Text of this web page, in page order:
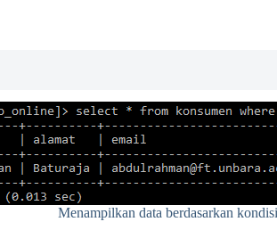
Menampilkan data berdasarkan